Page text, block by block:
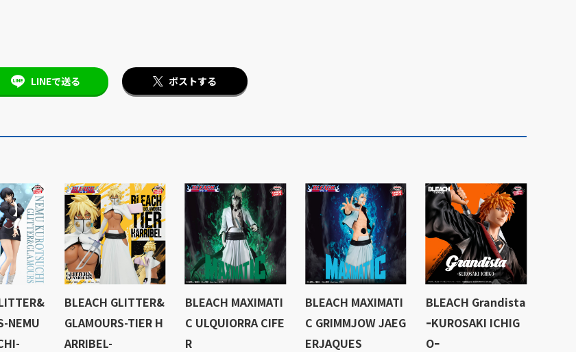
LINEで送る ポストする
NEMU
BLEACH GLITTER&
GLAMOURS-TIER H
ARRIBEL-
BLEACH MAXIMATI
C ULQUIORRA CIFE
R
BLEACH MAXIMATI
C GRIMMJOW JAEG
ERJAQUES
BLEACH Grandista
ｰKUROSAKI ICHIG
Oｰ